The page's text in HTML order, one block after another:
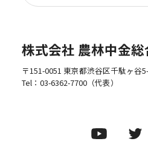
株式会社 農林中金
〒151-0051 東京都渋谷区千駄ヶ谷
Tel： 03-6362-7700（代表）